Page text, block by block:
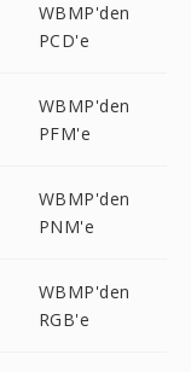
WBMP'den
PCD'e
WBMP'den
PFM'e
WBMP'den
PNM'e
WBMP'den
RGB'e